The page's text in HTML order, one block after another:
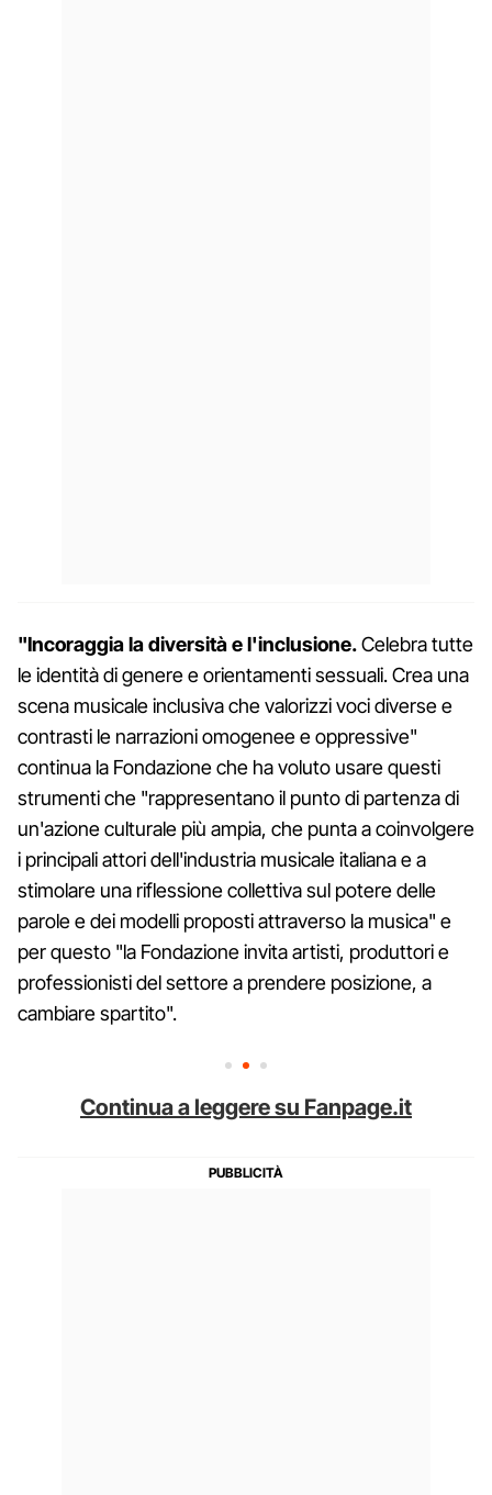
"Incoraggia la diversità e l'inclusione.Celebra tutte
le identità di genere e orientamenti sessuali. Crea una
scena musicale inclusiva che valorizzi voci diverse e
contrasti le narrazioni omogenee e oppressive"
continua la Fondazione che ha voluto usare questi
strumenti che "rappresentano il punto di partenza di
un'azione culturale più ampia, che punta a coinvolgere
i principali attori dell'industria musicale italiana e a
stimolare una riflessione collettiva sul potere delle
parole e dei modelli proposti attraverso la musica" e
per questo "la Fondazione invita artisti, produttori e
professionisti del settore a prendere posizione, a
cambiare spartito".
Continua a leggere su Fanpage.it